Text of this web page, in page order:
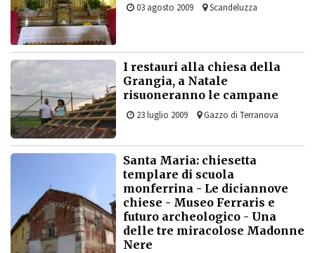
03 agosto 2009 Scandeluzza
I restauri alla chiesa della
Grangia, a Natale
risuoneranno le campane
23 luglio 2009 Gazzo di Terranova
Santa Maria: chiesetta
templare di scuola
monferrina - Le diciannove
chiese - Museo Ferraris e
futuro archeologico - Una
delle tre miracolose Madonne
Nere